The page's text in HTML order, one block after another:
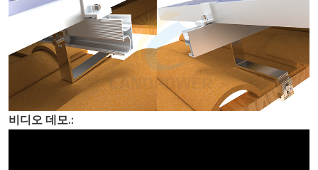
비디오 데모.: